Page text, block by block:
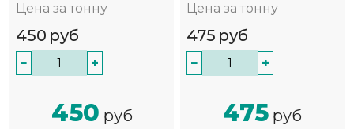
Цена за тонну
450 руб
− +
450 руб
Цена за тонну
475 руб
− +
475 руб